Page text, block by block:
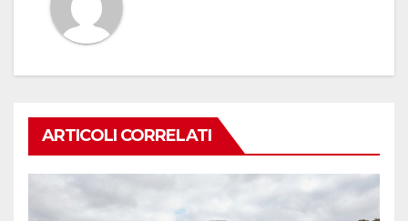
ARTICOLI CORRELATI